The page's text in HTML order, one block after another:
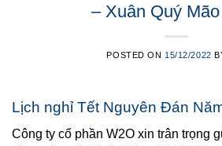
– Xuân Quý
POSTED ON 15/12/2022
Lịch nghỉ Tết Nguyên Đán
Công ty cổ phần W2O xin trân trọng